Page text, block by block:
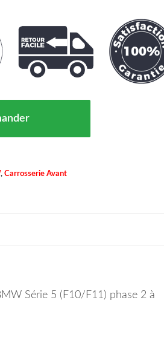
, Carrosserie Avant
Série 5 (F10/F11) phase 2 à